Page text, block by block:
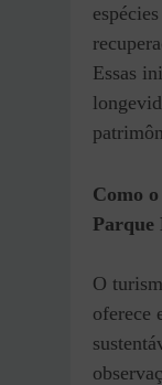
Essas
Como
Parque
O
oferece